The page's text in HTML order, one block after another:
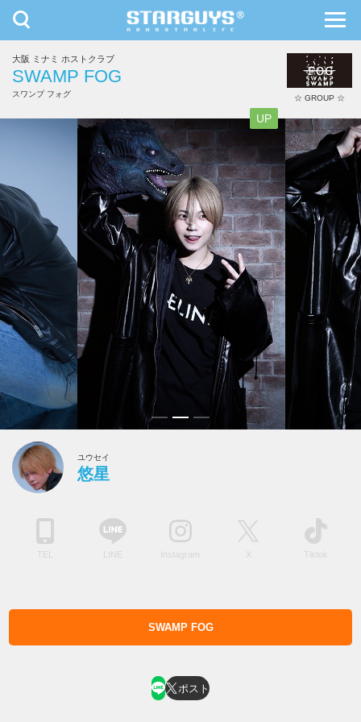
九州・沖縄 北海道・東北
toggle
navigation
大阪 ミナミ ホストクラブ
SWAMP FOG
スワンプ フォグ ☆ GROUP ☆
悠星 UP
ユウセイ
悠星
TEL LINE Instagram X Tiktok
SWAMP FOG
ポスト